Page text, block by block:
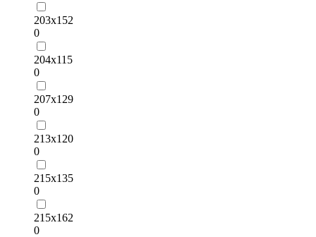
203х152
0
204х115
0
207х129
0
213х120
0
215х135
0
215х162
0